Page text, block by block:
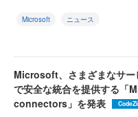
Microsoft ニュース
Microsoft、さまざまなサー
で安全な統合を提供する
connectors」を発表